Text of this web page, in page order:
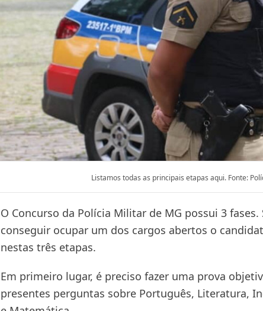
Listamos todas as principais etapas aqui. Fonte:
O Concurso da Polícia Militar de MG possui 3 fases.
conseguir ocupar um dos cargos abertos o
nestas três etapas.
Em primeiro lugar, é preciso fazer uma prova
presentes perguntas sobre Português, Literatura,